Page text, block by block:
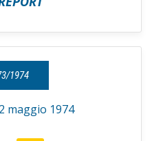
1974
maggio 1974